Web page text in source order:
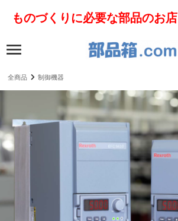
ものづくりに必要な部品のお店
全商品 制御機器